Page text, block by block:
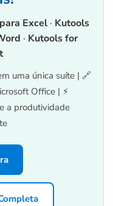
Excel · Kutools
· Kutools for
uma única suíte | 🔗
Office | ⚡
a produtividade